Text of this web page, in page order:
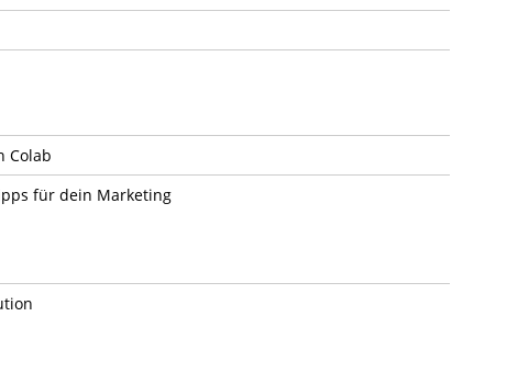
Colab
für dein Marketing